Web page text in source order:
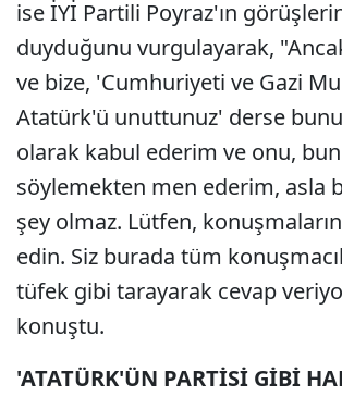
ise İYİ Partili Poyraz'ın
duyduğunu vurgulayarak,
ve bize, 'Cumhuriyeti ve Gazi
Atatürk'ü unuttunuz' derse
olarak kabul ederim ve onu,
söylemekten men ederim, asla
şey olmaz. Lütfen,
edin. Siz burada tüm
tüfek gibi tarayarak cevap
konuştu.
'ATATÜRK'ÜN PARTİSİ GİBİ